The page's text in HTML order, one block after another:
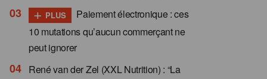
+ PLUS
Paiement électronique : ces
10 mutations qu’aucun commerçant ne
peut ignorer
René van der Zel (XXL Nutrition) : “La